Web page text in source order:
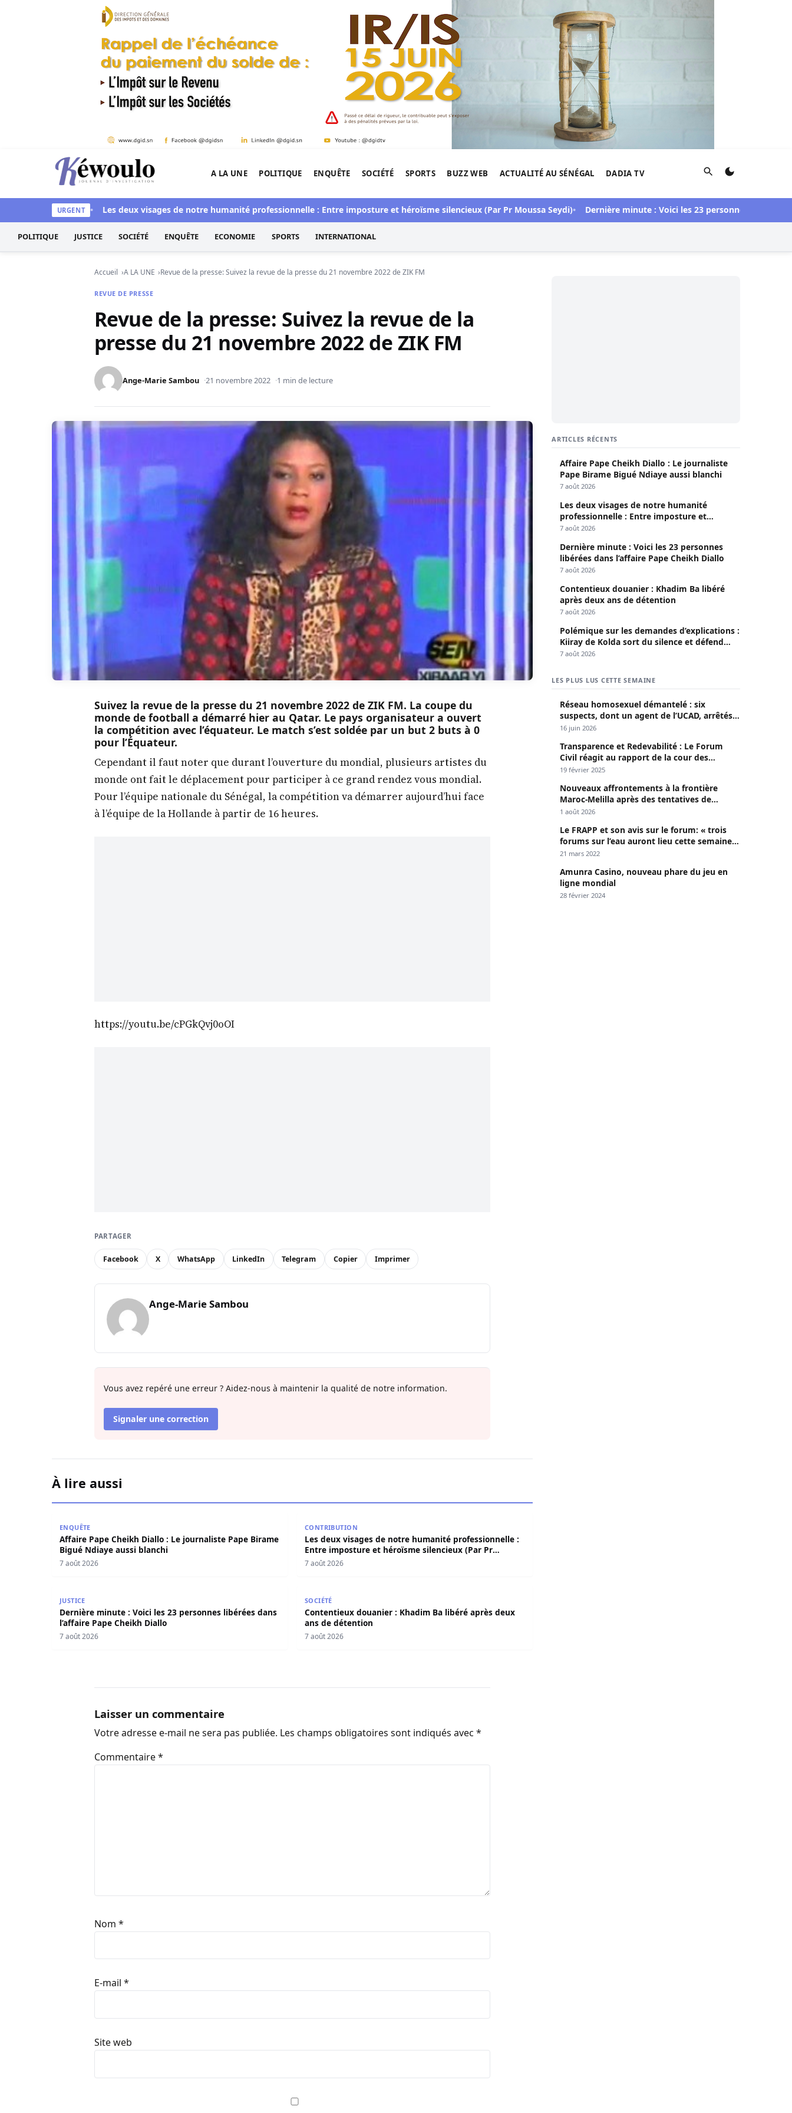
Aller au contenu
Kéwoulo, le premier site d'information et d'investigation de l'Afrique.
A LA UNE POLITIQUE ENQUÊTE SOCIÉTÉ SPORTS BUZZ WEB ACTUALITÉ AU SÉNÉGAL DADIA TV Rechercher
URGENT
aussi blanchi Les deux visages de notre humanité professionnelle : Entre imposture et héroïsme silencieux (Par Pr Moussa Seydi) Dernière minute : Voici les 23 personnes libérées dans
POLITIQUE JUSTICE SOCIÉTÉ ENQUÊTE ECONOMIE SPORTS INTERNATIONAL
Accueil A LA UNE Revue de la presse: Suivez la revue de la presse du 21 novembre 2022 de ZIK FM
REVUE DE PRESSE
Revue de la presse: Suivez la revue de la
presse du 21 novembre 2022 de ZIK FM
Ange-Marie Sambou 21 novembre 2022 1 min de lecture
Suivez la revue de la presse du 21 novembre 2022 de ZIK FM. La coupe du
monde de football a démarré hier au Qatar. Le pays organisateur a ouvert
la compétition avec l’équateur. Le match s’est soldée par un but 2 buts à 0
pour l’Équateur.
Cependant il faut noter que durant l’ouverture du mondial, plusieurs artistes du
monde ont fait le déplacement pour participer à ce grand rendez vous mondial.
Pour l’équipe nationale du Sénégal, la compétition va démarrer aujourd’hui face
à l’équipe de la Hollande à partir de 16 heures.
https://youtu.be/cPGkQvj0oOI
PARTAGER
Facebook X WhatsApp LinkedIn Telegram Copier Imprimer
Ange-Marie Sambou
Vous avez repéré une erreur ? Aidez-nous à maintenir la qualité de notre information.
Signaler une correction
À lire aussi
ENQUÊTE
Affaire Pape Cheikh Diallo : Le journaliste Pape Birame
Bigué Ndiaye aussi blanchi
7 août 2026
CONTRIBUTION
Les deux visages de notre humanité professionnelle :
Entre imposture et héroïsme silencieux (Par Pr
Moussa Seydi)
7 août 2026
JUSTICE
Dernière minute : Voici les 23 personnes libérées dans
l’affaire Pape Cheikh Diallo
7 août 2026
SOCIÉTÉ
Contentieux douanier : Khadim Ba libéré après deux
ans de détention
7 août 2026
Laisser un commentaire
Votre adresse e-mail ne sera pas publiée. Les champs obligatoires sont indiqués avec *
Commentaire*
Nom *
E-mail *
Site web
ARTICLES RÉCENTS
Affaire Pape Cheikh Diallo : Le journaliste
Pape Birame Bigué Ndiaye aussi blanchi
7 août 2026
Les deux visages de notre humanité
professionnelle : Entre imposture et
héroïsme silencieux (Par Pr Moussa Seydi)
7 août 2026
Dernière minute : Voici les 23 personnes
libérées dans l’affaire Pape Cheikh Diallo
7 août 2026
Contentieux douanier : Khadim Ba libéré
après deux ans de détention
7 août 2026
Polémique sur les demandes d’explications :
Kiiray de Kolda sort du silence et défend
Mamadou Lamine Dianté
7 août 2026
LES PLUS LUS CETTE SEMAINE
Réseau homosexuel démantelé : six
suspects, dont un agent de l’UCAD, arrêtés à
Keur Massar ; l’un avoue avoir propagé le
16 juin 2026
Transparence et Redevabilité : Le Forum
Civil réagit au rapport de la cour des
comptes
19 février 2025
Nouveaux affrontements à la frontière
Maroc-Melilla après des tentatives de
passage
1 août 2026
Le FRAPP et son avis sur le forum: « trois
forums sur l’eau auront lieu cette semaine à
Dakar »
21 mars 2022
Amunra Casino, nouveau phare du jeu en
ligne mondial
28 février 2024